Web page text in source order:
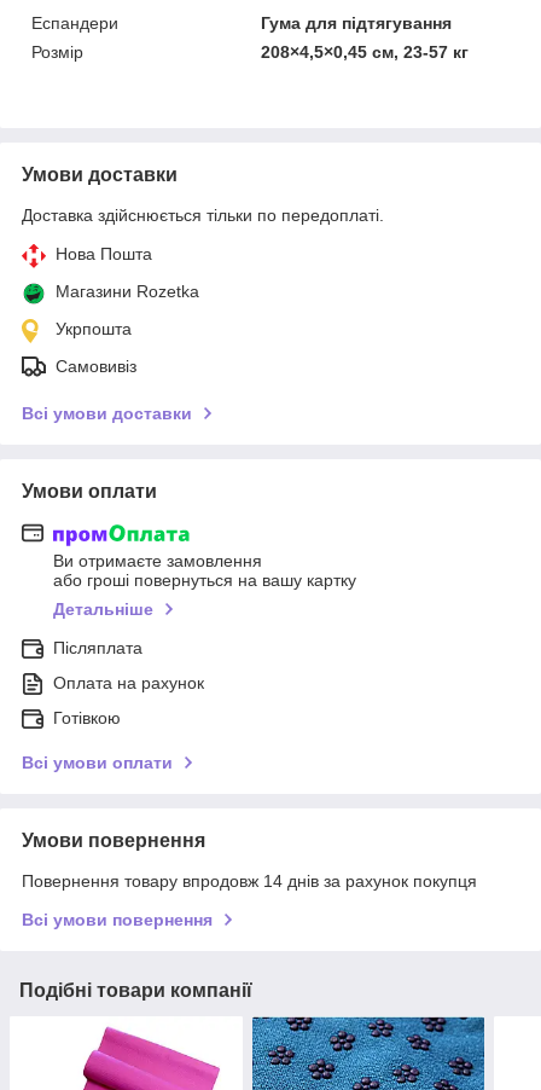
Еспандери
Гума для підтягування
Розмір
208×4,5×0,45 см, 23-57 кг
Умови доставки
Доставка здійснюється тільки по передоплаті.
Нова Пошта
Магазини Rozetka
Укрпошта
Самовивіз
Всі умови доставки
Умови оплати
Ви отримаєте замовлення
або гроші повернуться на вашу картку
Детальніше
Післяплата
Оплата на рахунок
Готівкою
Всі умови оплати
Умови повернення
Повернення товару впродовж 14 днів за рахунок покупця
Всі умови повернення
Подібні товари компанії